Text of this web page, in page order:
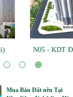
Nam Trần Duy Hưng
Mua Bán Đất nền Tại